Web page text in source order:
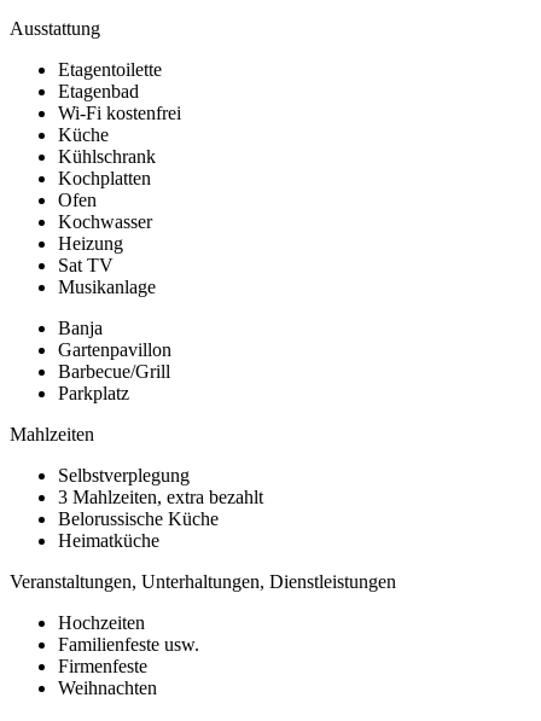
Ausstattung
Etagentoilette
Etagenbad
Wi-Fi kostenfrei
Küche
Kühlschrank
Kochplatten
Ofen
Kochwasser
Heizung
Sat TV
Musikanlage
Banja
Gartenpavillon
Barbecue/Grill
Parkplatz
Mahlzeiten
Selbstverplegung
3 Mahlzeiten, extra bezahlt
Belorussische Küche
Heimatküche
Veranstaltungen, Unterhaltungen, Dienstleistungen
Hochzeiten
Familienfeste usw.
Firmenfeste
Weihnachten